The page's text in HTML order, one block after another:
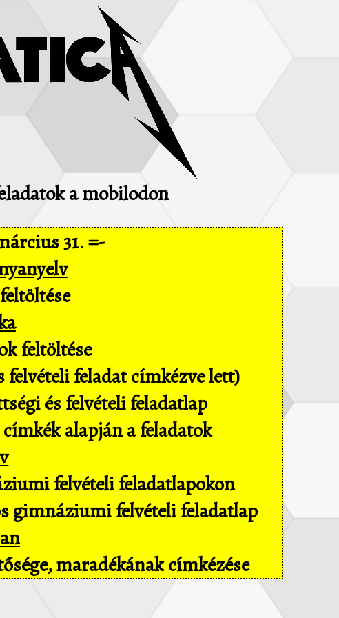
a mobilodon
31. =-
feltöltése
feladat címkézve lett)
és felvételi feladatlap
alapján a feladatok
felvételi feladatlapokon
gimnáziumi felvételi feladatlap
maradékának címkézése